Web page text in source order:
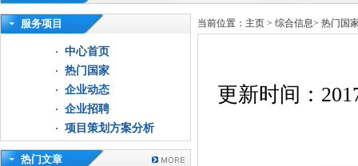
高新技术企业认定审计|企业所得税汇算清缴申报鉴证
服务项目
中心首页
热门国家
企业动态
企业招聘
项目策划方案分析
热门文章
当前位置： 主页 > 综合信息> 热门国
更新时间：